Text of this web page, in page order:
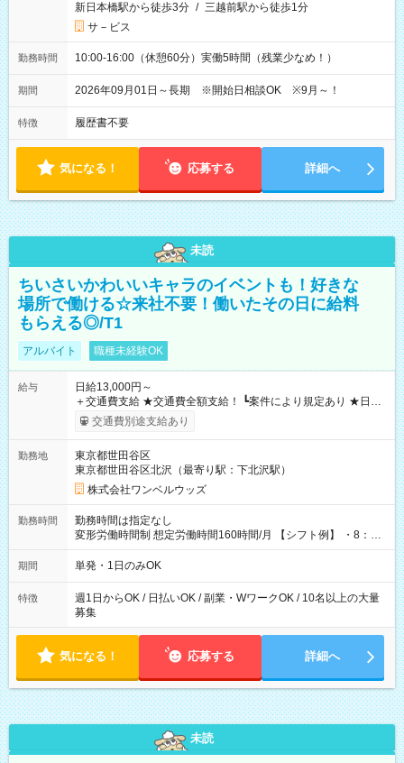
新日本橋駅から徒歩3分 / 三越前駅から徒歩1分
サ－ビス
勤務時間 10:00-16:00（休憩60分）実働5時間（残業少なめ！）
期間 2026年09月01日～長期 ※開始日相談OK ※9月～！
特徴 履歴書不要
気になる！ 応募する 詳細へ
未読
ちいさいかわいいキャラのイベントも！好きな
場所で働ける☆来社不要！働いたその日に給料
もらえる◎/T1
アルバイト 職種未経験OK
給与
日給13,000円～
＋交通費支給 ★交通費全額支給！ ┗案件により規定あり ★日払
いOK！（規定あり） ┗働いたその日に現金GET♪ お仕事後はコ
ンビニATMから 日払い分を引き落とせます！ 【試用期間】試
交通費別途支給あり
勤務地
東京都世田谷区
東京都世田谷区北沢（最寄り駅：下北沢駅）
株式会社ワンベルウッズ
勤務時間
勤務時間は指定なし
変形労働時間制 想定労働時間160時間/月 【シフト例】 ・8：00
～21：00
期間 単発・1日のみOK
特徴
週1日からOK / 日払いOK / 副業・WワークOK / 10名以上の大量
募集
気になる！ 応募する 詳細へ
未読